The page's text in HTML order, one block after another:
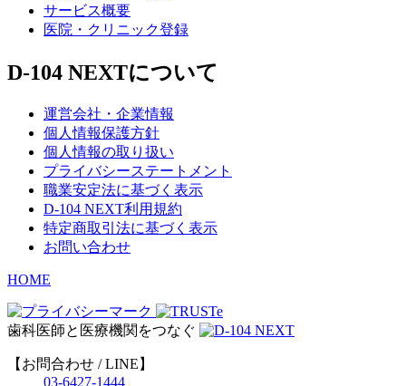
サービス概要
医院・クリニック登録
D-104 NEXTについて
運営会社・企業情報
個人情報保護方針
個人情報の取り扱い
プライバシーステートメント
職業安定法に基づく表示
D-104 NEXT利用規約
特定商取引法に基づく表示
お問い合わせ
HOME
歯科医師と医療機関をつなぐ
【お問合わせ / LINE】
03-6427-1444